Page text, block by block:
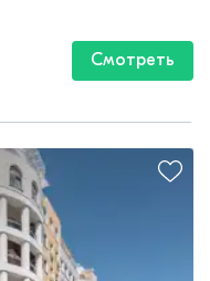
Смотреть